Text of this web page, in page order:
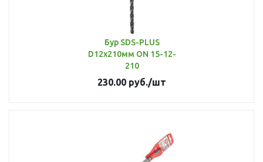
Бур SDS-PLUS
D12х210мм ON 15-12-
210
230.00 руб./шт